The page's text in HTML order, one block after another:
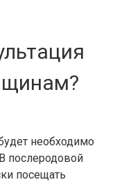
необходимо
послеродовой
посещать